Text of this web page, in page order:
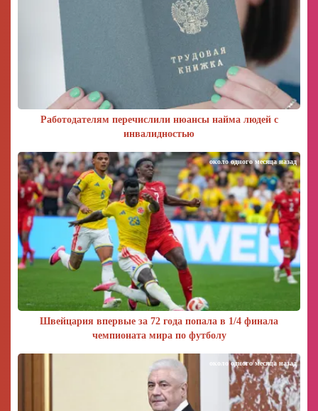
Работодателям перечислили нюансы найма людей с
инвалидностью
Швейцария впервые за 72 года попала в 1/4 финала
чемпионата мира по футболу
около одного месяца назад
около одного месяца назад